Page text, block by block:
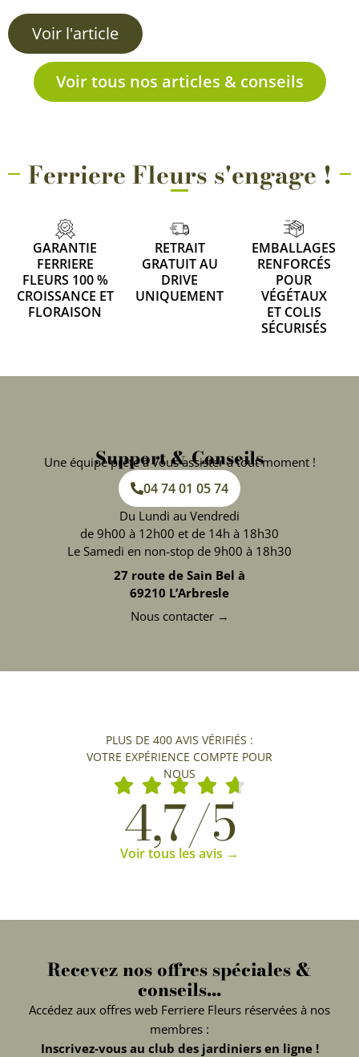
Voir l'article
Voir tous nos articles & conseils
Ferriere Fleurs s'engage !
GARANTIE
FERRIERE
FLEURS 100 %
CROISSANCE ET
FLORAISON
RETRAIT
GRATUIT AU
DRIVE
UNIQUEMENT
EMBALLAGES
RENFORCÉS
POUR
VÉGÉTAUX
ET COLIS
SÉCURISÉS
Support & Conseils
Une équipe prête à vous assister à tout moment !
04 74 01 05 74
Du Lundi au Vendredi
de 9h00 à 12h00 et de 14h à 18h30
Le Samedi en non-stop de 9h00 à 18h30
27 route de Sain Bel à
69210 L’Arbresle
Nous contacter →
PLUS DE 400 AVIS VÉRIFIÉS :
VOTRE EXPÉRIENCE COMPTE POUR
NOUS
4,7/5
Voir tous les avis →
Recevez nos offres spéciales &
conseils...
Accédez aux offres web Ferriere Fleurs réservées à nos
membres :
Inscrivez-vous au club des jardiniers en ligne !